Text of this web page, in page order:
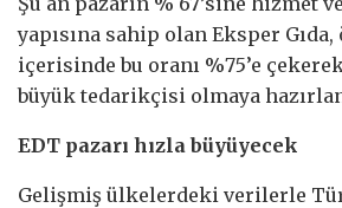
yapısına sahip olan Eksper
içerisinde bu oranı %75’e
büyük tedarikçisi olmaya
EDT pazarı hızla büyüyecek
Gelişmiş ülkelerdeki verilerle